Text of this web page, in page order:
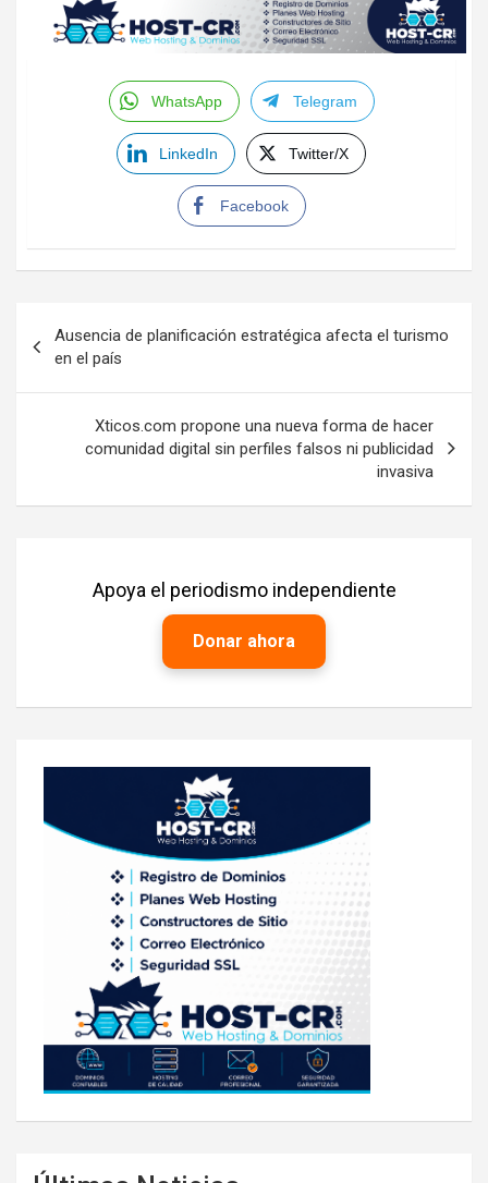
WhatsApp Telegram
LinkedIn Twitter/X
Facebook
de
entradas
Ausencia de planificación estratégica afecta el turismo
en el país
Xticos.com propone una nueva forma de hacer
comunidad digital sin perfiles falsos ni publicidad
invasiva
Apoya el periodismo independiente
Donar ahora